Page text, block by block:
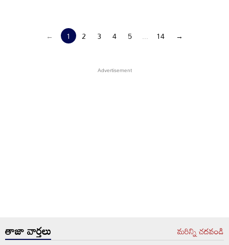
← 1 2 3 4 5 ... 14 →
తాజా వార్తలు మరిన్ని చదవండి